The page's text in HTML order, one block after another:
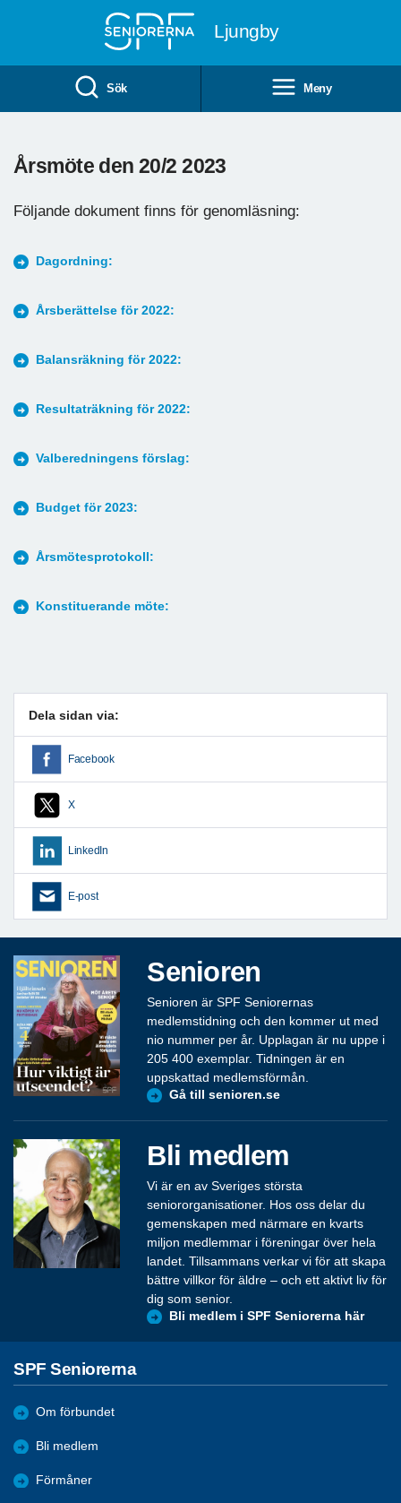
Ljungby
Sök Meny
Årsmöte den 20/2 2023
Följande dokument finns för genomläsning:
Dagordning:
Årsberättelse för 2022:
Balansräkning för 2022:
Resultaträkning för 2022:
Valberedningens förslag:
Budget för 2023:
Årsmötesprotokoll:
Konstituerande möte:
Dela sidan via:
Facebook
X
LinkedIn
E-post
Senioren
Senioren är SPF Seniorernas
medlemstidning och den kommer ut med
nio nummer per år. Upplagan är nu uppe i
205 400 exemplar. Tidningen är en
uppskattad medlemsförmån.
Gå till senioren.se
Bli medlem
Vi är en av Sveriges största
seniororganisationer. Hos oss delar du
gemenskapen med närmare en kvarts
miljon medlemmar i föreningar över hela
landet. Tillsammans verkar vi för att skapa
bättre villkor för äldre – och ett aktivt liv för
dig som senior.
Bli medlem i SPF Seniorerna här
SPF Seniorerna
Om förbundet
Bli medlem
Förmåner